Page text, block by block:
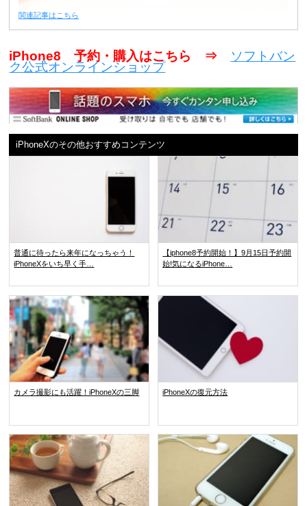
関連記事はこちら
iPhone8 予約・購入はこちら ⇒ ソフトバン
ク公式オンラインショップ
iPhoneXのその他おすすめコンテンツ
普通に待ったら来年になっちゃう！
iPhoneXをいち早く手…
【iphone8予約開始！】9月15日予約開
始!気になるiPhone…
カメラ撮影にも活躍！iPhoneXの三脚 iPhoneXの復元方法